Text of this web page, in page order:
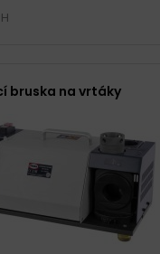
bruska na vrtáky